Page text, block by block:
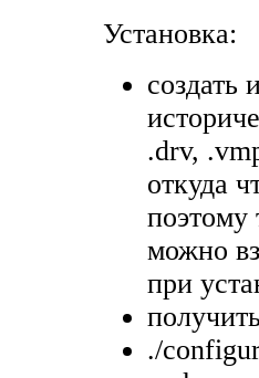
Установка:
создать
.drv,
откуда
поэтому
можно
при
./